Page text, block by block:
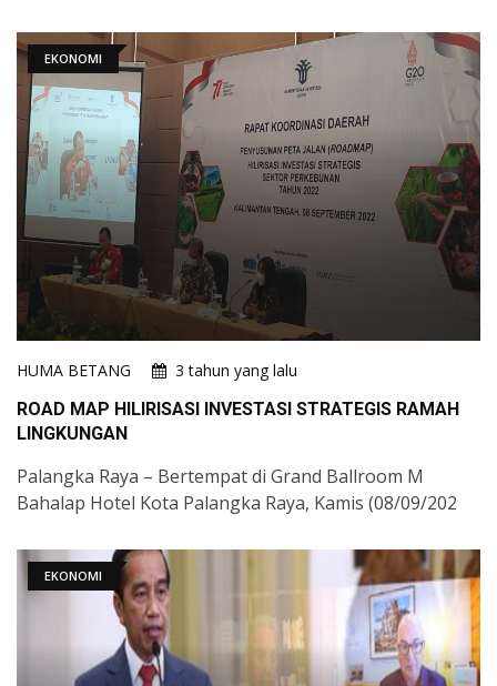
EKONOMI
HUMA BETANG
3 tahun yang lalu
ROAD MAP HILIRISASI INVESTASI STRATEGIS RAMAH
LINGKUNGAN
Palangka Raya – Bertempat di Grand Ballroom M
Bahalap Hotel Kota Palangka Raya, Kamis (08/09/202
EKONOMI